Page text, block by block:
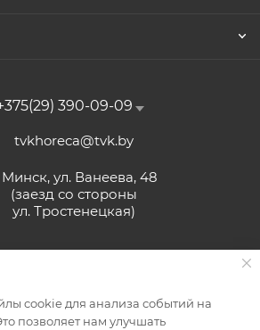
390-09-09
tvkhoreca@tvk.by
Минск, ул. Ванеева, 48
(заезд со стороны
ул. Тростенецкая)
cookie для анализа событий на
позволяет нам улучшать